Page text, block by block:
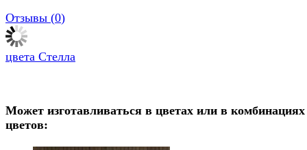
Отзывы (0)
цвета Стелла
Может изготавливаться в цветах или в комбинациях
цветов: